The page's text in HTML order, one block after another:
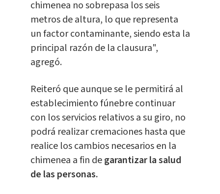
chimenea no sobrepasa los seis
metros de altura, lo que representa
un factor contaminante, siendo esta la
principal razón de la clausura",
agregó.
Reiteró que aunque se le permitirá al
establecimiento fúnebre continuar
con los servicios relativos a su giro, no
podrá realizar cremaciones hasta que
realice los cambios necesarios en la
chimenea a fin degarantizar la salud
de las personas.